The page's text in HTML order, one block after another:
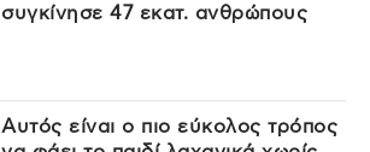
συγκίνησε 47 εκατ. ανθρώπους
Αυτός είναι ο πιο εύκολος τρόπος